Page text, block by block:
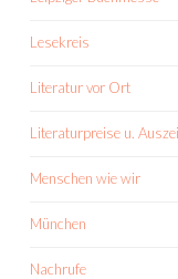
Lesekreis
Literatur vor Ort
Literaturpreise u.
Menschen wie wir
München
Nachrufe